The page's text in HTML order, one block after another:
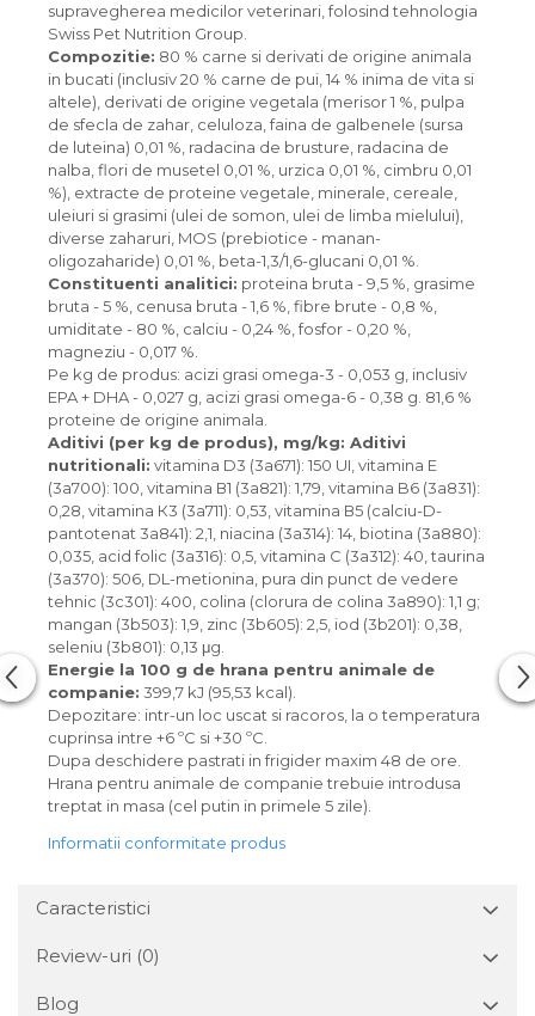
supravegherea medicilor veterinari, folosind tehnologia
Swiss Pet Nutrition Group.
Compozitie: 80 % carne si derivati de origine animala
in bucati (inclusiv 20 % carne de pui, 14 % inima de vita si
altele), derivati de origine vegetala (merisor 1 %, pulpa
de sfecla de zahar, celuloza, faina de galbenele (sursa
de luteina) 0,01 %, radacina de brusture, radacina de
nalba, flori de musetel 0,01 %, urzica 0,01 %, cimbru 0,01
%), extracte de proteine vegetale, minerale, cereale,
uleiuri si grasimi (ulei de somon, ulei de limba mielului),
diverse zaharuri, MOS (prebiotice - manan-
oligozaharide) 0,01 %, beta-1,3/1,6-glucani 0,01 %.
Constituenti analitici: proteina bruta - 9,5 %, grasime
bruta - 5 %, cenusa bruta - 1,6 %, fibre brute - 0,8 %,
umiditate - 80 %, calciu - 0,24 %, fosfor - 0,20 %,
magneziu - 0,017 %.
Pe kg de produs: acizi grasi omega-3 - 0,053 g, inclusiv
EPA + DHA - 0,027 g, acizi grasi omega-6 - 0,38 g. 81,6 %
proteine de origine animala.
Aditivi (per kg de produs), mg/kg: Aditivi
nutritionali: vitamina D3 (3a671): 150 UI, vitamina Е
(3a700): 100, vitamina В1 (3а821): 1,79, vitamina B6 (3a831):
0,28, vitamina К3 (3а711): 0,53, vitamina В5 (calciu-D-
pantotenat 3а841): 2,1, niacina (3а314): 14, biotina (3a880):
0,035, acid folic (3а316): 0,5, vitamina C (3a312): 40, taurina
(3a370): 506, DL-metionina, pura din punct de vedere
tehnic (3с301): 400, colina (clorura de colina 3а890): 1,1 g;
mangan (3b503): 1,9, zinc (3b605): 2,5, iod (3b201): 0,38,
seleniu (3b801): 0,13 μg.
Energie la 100 g de hrana pentru animale de
companie: 399,7 kJ (95,53 kcal).
Depozitare: intr-un loc uscat si racoros, la o temperatura
cuprinsa intre +6 ºС si +30 ºС.
Dupa deschidere pastrati in frigider maxim 48 de ore.
Hrana pentru animale de companie trebuie introdusa
treptat in masa (cel putin in primele 5 zile).
Informatii conformitate produs
Caracteristici
Review-uri (0)
Blog